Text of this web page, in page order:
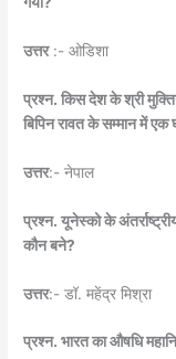
उत्तर:- ओडिशा
प्रश्न. किस देश के श्री
बिपिन रावत के सम्मान में एक
उत्तर:- नेपाल
प्रश्न. यूनेस्को के
कौन बने?
उत्तर:- डॉ. महेंद्र मिश्रा
प्रश्न. भारत का औषधि